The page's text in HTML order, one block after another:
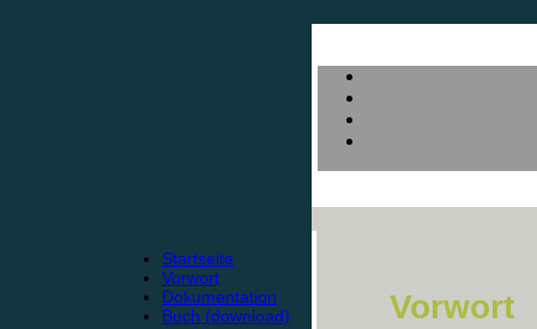
Startseite
Vorwort
Dokumentation
Buch (download)
Vorwort